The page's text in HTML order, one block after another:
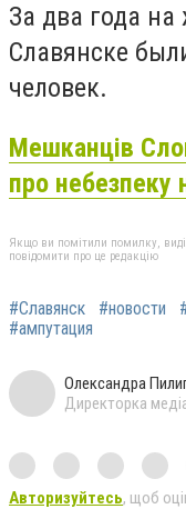
За два года
Славянске
человек.
Мешканців
про небезпеку
Якщо ви помітили помилку,
повідомити про це редакцію
#Славянск #новости
#ампутация
Олександра
Директорка
Авторизуйтесь, щоб